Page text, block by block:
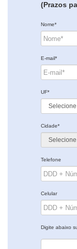
(Prazos
Nome*
E-mail*
UF*
Cidade*
Telefone
Celular
Digite abaixo